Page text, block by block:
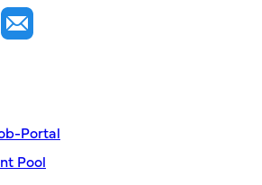
Portal
Pool